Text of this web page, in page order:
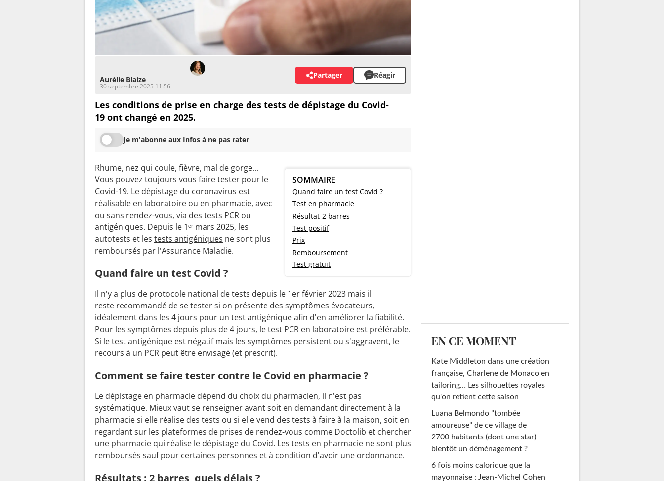
Aurélie Blaize
30 septembre 2025 11:56
Partager Réagir
Les conditions de prise en charge des tests de dépistage du Covid-
19 ont changé en 2025.
Je m'abonne aux Infos à ne pas rater
SOMMAIRE
Quand faire un test Covid ?
Test en pharmacie
Résultat-2 barres
Test positif
Prix
Remboursement
Test gratuit
Rhume, nez qui coule, fièvre, mal de gorge...
Vous pouvez toujours vous faire tester pour le
Covid-19. Le dépistage du coronavirus est
réalisable en laboratoire ou en pharmacie, avec
ou sans rendez-vous, via des tests PCR ou
antigéniques. Depuis le 1ᵉʳ mars 2025, les
autotests et les tests antigéniques ne sont plus
remboursés par l'Assurance Maladie.
Quand faire un test Covid ?
Il n'y a plus de protocole national de tests depuis le 1er février 2023 mais il
reste recommandé de se tester si on présente des symptômes évocateurs,
idéalement dans les 4 jours pour un test antigénique afin d'en améliorer la fiabilité.
Pour les symptômes depuis plus de 4 jours, letest PCR en laboratoire est préférable.
Si le test antigénique est négatif mais les symptômes persistent ou s'aggravent, le
recours à un PCR peut être envisagé (et prescrit).
Comment se faire tester contre le Covid en pharmacie ?
Le dépistage en pharmacie dépend du choix du pharmacien, il n'est pas
systématique. Mieux vaut se renseigner avant soit en demandant directement à la
pharmacie si elle réalise des tests ou si elle vend des tests à faire à la maison, soit en
regardant sur les plateformes de prises de rendez-vous comme Doctolib et chercher
une pharmacie qui réalise le dépistage du Covid. Les tests en pharmacie ne sont plus
remboursés sauf pour certaines personnes et à condition d'avoir une ordonnance.
Résultats : 2 barres, quels délais ?
EN CE MOMENT
Kate Middleton dans une création
française, Charlene de Monaco en
tailoring… Les silhouettes royales
qu'on retient cette saison
Luana Belmondo "tombée
amoureuse" de ce village de
2700 habitants (dont une star) :
bientôt un déménagement ?
6 fois moins calorique que la
mayonnaise : Jean-Michel Cohen